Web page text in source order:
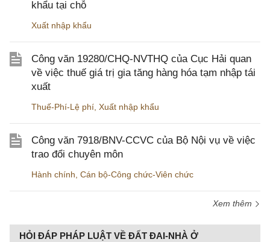
khẩu tại chỗ
Xuất nhập khẩu
Công văn 19280/CHQ-NVTHQ của Cục Hải quan
về việc thuế giá trị gia tăng hàng hóa tạm nhập tái
xuất
Thuế-Phí-Lệ phí Xuất nhập khẩu
Công văn 7918/BNV-CCVC của Bộ Nội vụ về việc
trao đổi chuyên môn
Hành chính Cán bộ-Công chức-Viên chức
Xem thêm
HỎI ĐÁP PHÁP LUẬT VỀ ĐẤT ĐAI-NHÀ Ở